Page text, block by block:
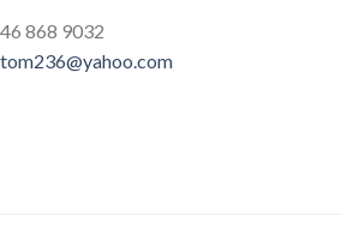
868 9032